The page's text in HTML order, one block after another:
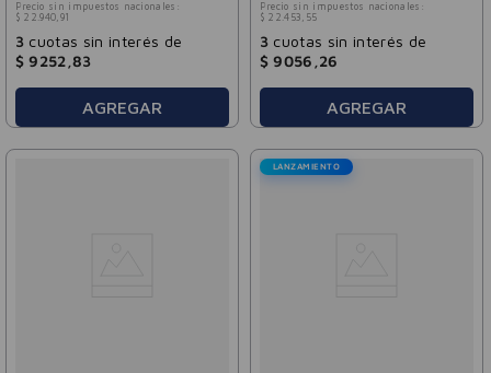
Precio sin impuestos nacionales:
$ 22 .940, 91
3 cuotas sin interés de
$ 9252 ,83
AGREGAR
Precio sin impuestos nacionales:
$ 22 .453 , 55
3 cuotas sin interés de
$ 9056 26
AGREGAR
LANZAMIENTO